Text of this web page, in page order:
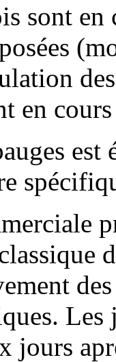
sont
en
est
jours